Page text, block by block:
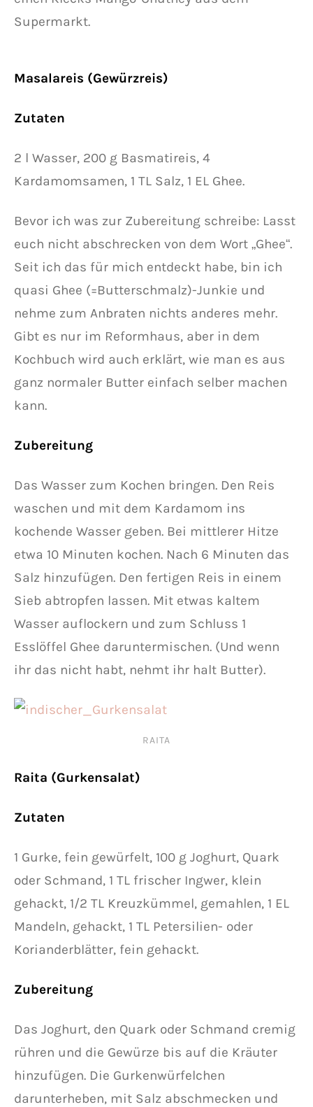
Supermarkt.
Masalareis (Gewürzreis)
Zutaten
2 l Wasser, 200 g Basmatireis, 4
Kardamomsamen, 1 TL Salz, 1 EL Ghee.
Bevor ich was zur Zubereitung schreibe: Lasst
euch nicht abschrecken von dem Wort „Ghee“.
Seit ich das für mich entdeckt habe, bin ich
quasi Ghee (=Butterschmalz)-Junkie und
nehme zum Anbraten nichts anderes mehr.
Gibt es nur im Reformhaus, aber in dem
Kochbuch wird auch erklärt, wie man es aus
ganz normaler Butter einfach selber machen
kann.
Zubereitung
Das Wasser zum Kochen bringen. Den Reis
waschen und mit dem Kardamom ins
kochende Wasser geben. Bei mittlerer Hitze
etwa 10 Minuten kochen. Nach 6 Minuten das
Salz hinzufügen. Den fertigen Reis in einem
Sieb abtropfen lassen. Mit etwas kaltem
Wasser auflockern und zum Schluss 1
Esslöffel Ghee daruntermischen. (Und wenn
ihr das nicht habt, nehmt ihr halt Butter).
RAITA
Raita (Gurkensalat)
Zutaten
1 Gurke, fein gewürfelt, 100 g Joghurt, Quark
oder Schmand, 1 TL frischer Ingwer, klein
gehackt, 1/2 TL Kreuzkümmel, gemahlen, 1 EL
Mandeln, gehackt, 1 TL Petersilien- oder
Korianderblätter, fein gehackt.
Zubereitung
Das Joghurt, den Quark oder Schmand cremig
rühren und die Gewürze bis auf die Kräuter
hinzufügen. Die Gurkenwürfelchen
darunterheben, mit Salz abschmecken und